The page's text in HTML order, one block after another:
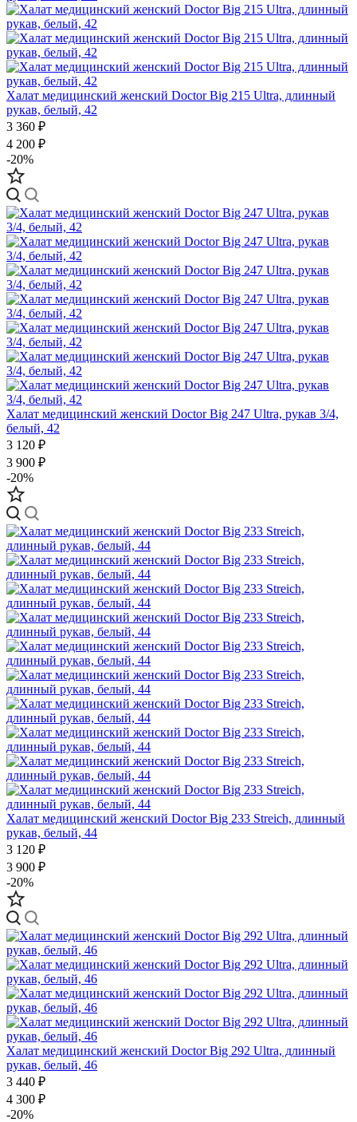
Халат медицинский женский Doctor Big 215 Ultra, длинный
рукав, белый, 42
3 360 ₽
4 200 ₽
-20%
Халат медицинский женский Doctor Big 247 Ultra, рукав 3/4,
белый, 42
3 120 ₽
3 900 ₽
-20%
Халат медицинский женский Doctor Big 233 Streich, длинный
рукав, белый, 44
3 120 ₽
3 900 ₽
-20%
Халат медицинский женский Doctor Big 292 Ultra, длинный
рукав, белый, 46
3 440 ₽
4 300 ₽
-20%